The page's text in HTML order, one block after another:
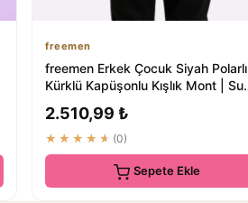
freemen
freemen Erkek Çocuk Siyah Polarlı
Kürklü Kapüşonlu Kışlık Mont | Su
Geçirmez ...
2.510,99 ₺
★★★★★ (0)
Sepete Ekle